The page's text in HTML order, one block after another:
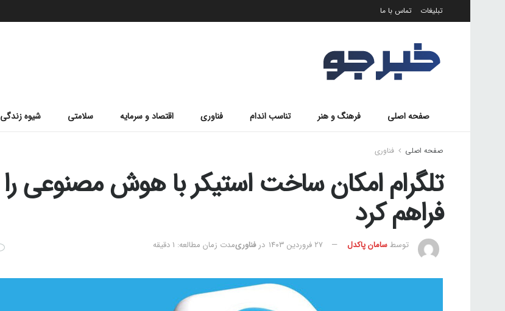
تبلیغات تماس با ما
صفحه اصلی فرهنگ و هنر تناسب اندام فناوری اقتصاد و سرمایه سلامتی شیوه زندگی
صفحه اصلی فناوری
تلگرام امکان ساخت استیکر با هوش مصنوعی را
فراهم کرد
توسطسامان پاکدل ۲۷ فروردین ۱۴۰۳ در فناوریمدت زمان مطالعه: 1 دقیقه